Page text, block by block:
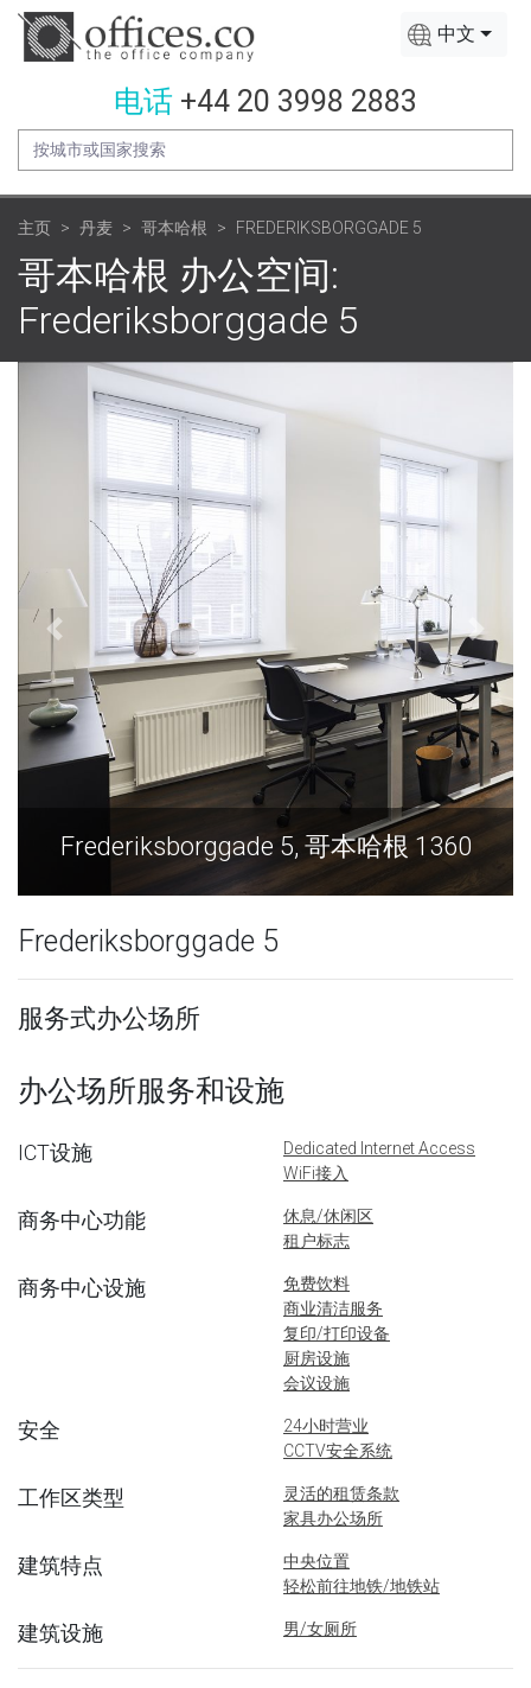
中文
电话 +44 20 3998 2883
主页 丹麦 哥本哈根 FREDERIKSBORGGADE 5
哥本哈根 办公空间:
Frederiksborggade 5
Frederiksborggade 5, 哥本哈根 1360
Frederiksborggade 5
服务式办公场所
办公场所服务和设施
ICT设施
Dedicated Internet Access
WiFi接入
商务中心功能
休息/休闲区
租户标志
商务中心设施
免费饮料
商业清洁服务
复印/打印设备
厨房设施
会议设施
安全
24小时营业
CCTV安全系统
工作区类型
灵活的租赁条款
家具办公场所
建筑特点
中央位置
轻松前往地铁/地铁站
建筑设施 男/女厕所